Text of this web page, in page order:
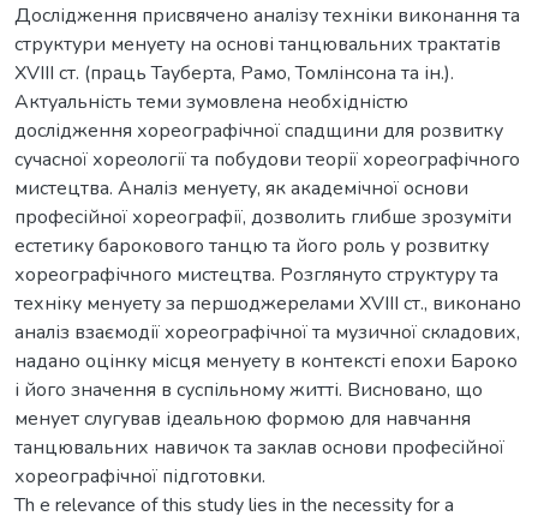
Дослідження присвячено аналізу техніки виконання та
структури менуету на основі танцювальних трактатів
XVIII ст. (праць Тауберта, Рамо, Томлінсона та ін.).
Актуальність теми зумовлена необхідністю
дослідження хореографічної спадщини для розвитку
сучасної хореології та побудови теорії хореографічного
мистецтва. Аналіз менуету, як академічної основи
професійної хореографії, дозволить глибше зрозуміти
естетику барокового танцю та його роль у розвитку
хореографічного мистецтва. Розглянуто структуру та
техніку менуету за першоджерелами XVIII ст., виконано
аналіз взаємодії хореографічної та музичної складових,
надано оцінку місця менуету в контексті епохи Бароко
і його значення в суспільному житті. Висновано, що
менует слугував ідеальною формою для навчання
танцювальних навичок та заклав основи професійної
хореографічної підготовки.
Th e relevance of this study lies in the necessity for a